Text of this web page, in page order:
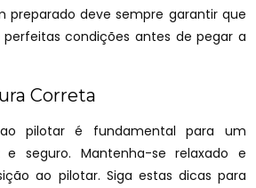
preparado deve sempre garantir que
condições antes de pegar a
Correta
pilotar é fundamental para um
e seguro. Mantenha-se relaxado e
ao pilotar. Siga estas dicas para